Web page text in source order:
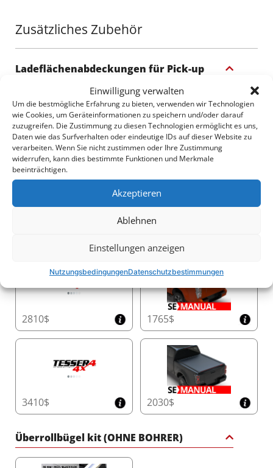
Einwilligung verwalten
Um die bestmögliche Erfahrung zu bieten, verwenden wir Technologien
wie Cookies, um Geräteinformationen zu speichern und/oder darauf
zuzugreifen. Die Zustimmung zu diesen Technologien ermöglicht es uns,
Daten wie das Surfverhalten oder eindeutige IDs auf dieser Website zu
verarbeiten. Wenn Sie nicht zustimmen oder Ihre Zustimmung
widerrufen, kann dies bestimmte Funktionen und Merkmale
beeinträchtigen.
Akzeptieren
Ablehnen
Einstellungen anzeigen
NutzungsbedingungenDatenschutzbestimmungen
Umweltstandards gewährleistet, dass diese
Beschichtung den ISO 9001:2015- und ISO
Produkt bietet, das der Zeit und den Elementen
Verwandeln Sie Ihren Truck mit dem sportlichen
schwarzen Matt-Rollbügel von Tessera4x4 – ein
Ausdruck von Stärke, Sicherheit und Raffinesse für
Ihren 4x4.
Zusätzliches Zubehör
Ladeflächenabdeckungen für Pick-up
2250$ 2540$
2810$ 1765$
3410$ 2030$
Überrollbügel kit (OHNE BOHRER)